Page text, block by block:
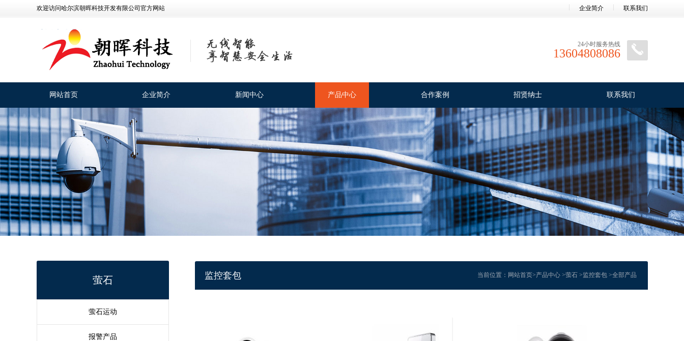
企业简介 联系我们
欢迎访问哈尔滨朝晖科技开发有限公司官方网站
24小时服务热线
13604808086
网站首页 企业简介 新闻中心 产品中心 合作案例 招贤纳士 联系我们
萤石
萤石运动
报警产品
当前位置： 网站首页>产品中心>萤石>监控套包>全部产品
监控套包